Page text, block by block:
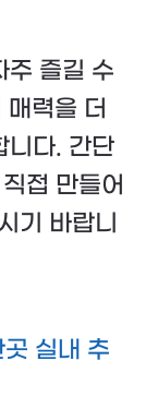
주 즐길 수
력을 더
니다. 간단
접 만들어
기 바랍니
실내 추